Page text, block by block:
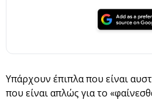
Υπάρχουν έπιπλα που είναι
που είναι απλώς για το